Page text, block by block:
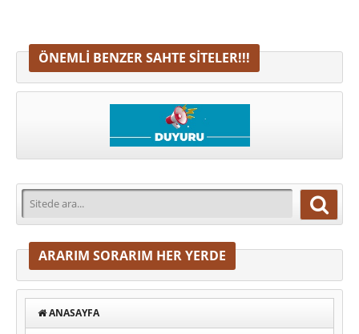
ÖNEMLI BENZER SAHTE SITELER!!!
ARARIM SORARIM HER YERDE
ANASAYFA